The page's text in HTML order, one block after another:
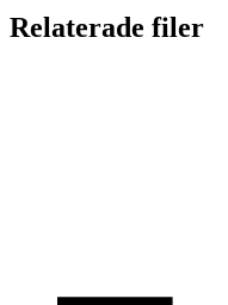
Relaterade filer